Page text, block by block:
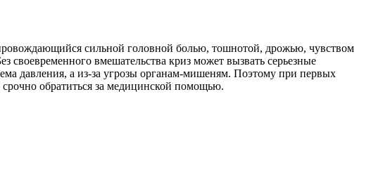
сильной головной болью, тошнотой, дрожью, чувством
своевременного вмешательства криз может вызвать серьезные
давления, а из-за угрозы органам-мишеням. Поэтому при первых
обратиться за медицинской помощью.